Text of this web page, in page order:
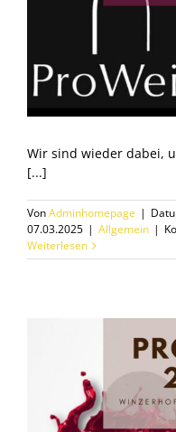
Wir sind wieder dabei,
[...]
VonAdminhomepage |
07.03.2025 | Allgemein |
Weiterlesen